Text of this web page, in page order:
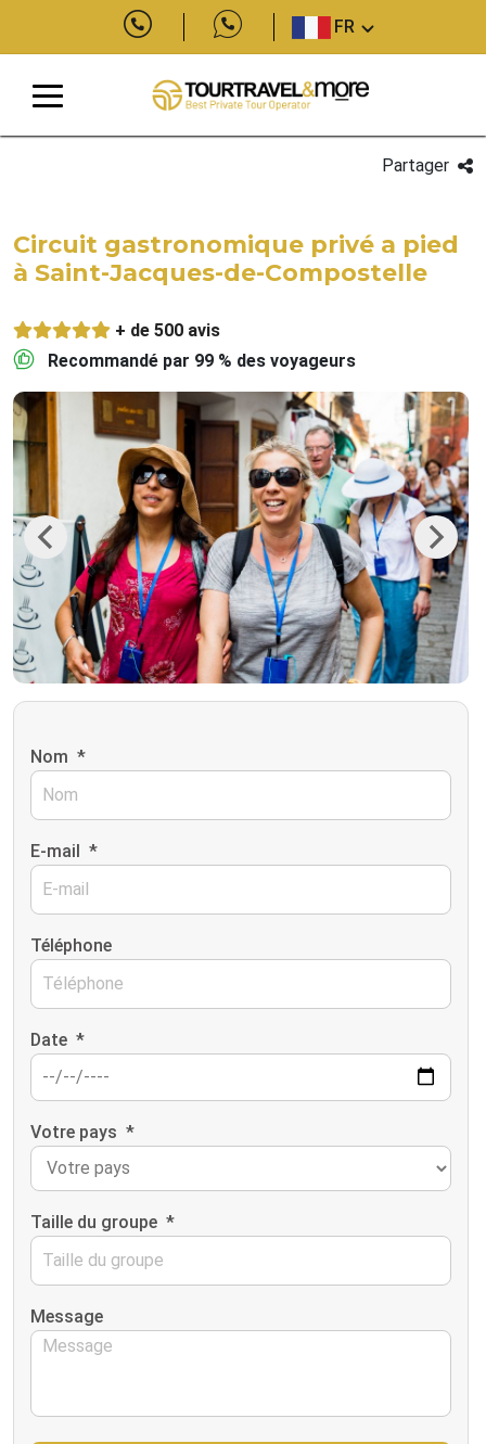
FR
Partager
Circuit gastronomique privé a pied
à Saint-Jacques-de-Compostelle
+ de 500 avis
Recommandé par 99 % des voyageurs
Previous Next
Nom *
E-mail *
Téléphone
Date *
Votre pays *
Taille du groupe *
Message